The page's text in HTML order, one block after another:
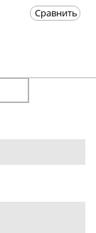
Сравнить